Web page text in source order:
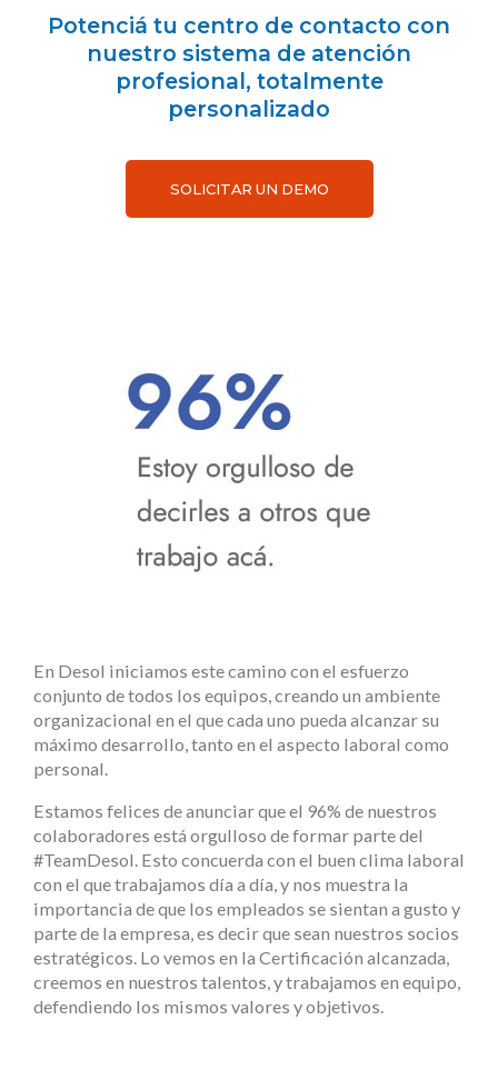
Potenciá tu centro de contacto con
nuestro sistema de atención
profesional, totalmente
personalizado
SOLICITAR UN DEMO
En Desol iniciamos este camino con el esfuerzo
conjunto de todos los equipos, creando un ambiente
organizacional en el que cada uno pueda alcanzar su
máximo desarrollo, tanto en el aspecto laboral como
personal.
Estamos felices de anunciar que el 96% de nuestros
colaboradores está orgulloso de formar parte del
#TeamDesol. Esto concuerda con el buen clima laboral
con el que trabajamos día a día, y nos muestra la
importancia de que los empleados se sientan a gusto y
parte de la empresa, es decir que sean nuestros socios
estratégicos. Lo vemos en la Certificación alcanzada,
creemos en nuestros talentos, y trabajamos en equipo,
defendiendo los mismos valores y objetivos.